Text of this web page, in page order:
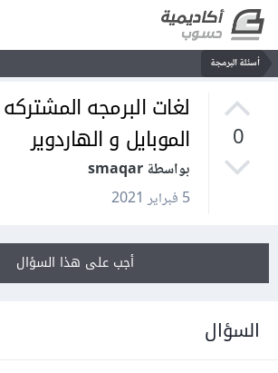
أسئلة البرمجة
0
لغات البرمجه
الموبايل و الهاردوير
بواسطة smaqar
5 فبراير 2021
أجب على هذا السؤال
السؤال